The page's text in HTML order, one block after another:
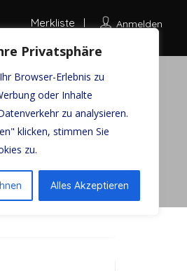
Privatsphäre
Browser-Erlebnis zu
oder Inhalte
zu analysieren.
klicken, stimmen Sie
zu.
Alles Akzeptieren
Anmelden
Merkliste
Auf Karte ansehen